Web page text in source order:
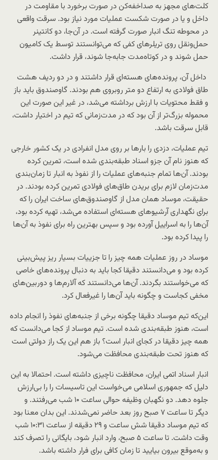
کلت‌های مجهز به صدا‌خفه‌کن در صورت برخورد با مقاومت در
داخل و یا در صورت شکست عملیات مورد نیاز بود. سرقت واقعی
در محوطه تنگ انبار صورت گرفته است. در آن‌جا، دو کانتینر
حمل‌و‌نقل روی تریلرهای کفی که می‌توانستند توسط یک کامیون
حمل شوند و در کوتاه‌مدت جابه‌جا شوند، قرار داشت.
داخل آن، پرونده‌های هسته‌ای قرار داشتند و در دو ردیف هشت
طاق فولادی به ارتفاع دو متر روبروی هم بودند. گاوصندوق باید باز
و فقط محتویات با ارزش برداشته می‌شد، در غیر این صورت این
محموله بزرگ‌تر از آن بود که در مدت‌زمانی که تیم در اختیار داشت،
قابل سرقت باشد.
تیم عملیات، دزدی را بارها بر روی مدل انفرادی در یک کشور خارجی
که هنوز نام آن جزو اسناد طبقه‌بندی شده است، تمرین کرده
بودند. آن‌ها تمام جنبه‌های عملیات را از نفوذ به انبار تا زمان‌بندی
مدت‌زمان لازم برای بریدن طاق‌های فولادی تمرین کرده بودند. در
حقیقت، موساد همان مدل از گاوصندوق‌های ساخت ایران را که
برای نگهداری آرشیوهای هسته‌ای استفاده می‌شد، تهیه کرده بود،
آن‌ها را به اسراییل آورده بود و سپس بهترین راه برای نفوذ به آن‌ها
را پیدا کرده بود.
موساد در روز عملیات همه چیز را تا جزییات بسیار ریز پیش‌بینی
کرده بود و می‌دانستند دقیقا کجا باید به دنبال پرونده‌های خاصی
که می‌خواستند بگردند. آن‌ها می‌دانستند که آلارم‌ها و دوربین‌های
مخفی کجاست و چگونه باید آن‌ها را غیرفعال کرد.
این‌که تیم موساد دقیقا چگونه برخی از جنبه‌های نفوذ را انجام داده
است، هنوز طبقه‌بندی شده است. تیم موساد از کجا می‌دانست که
همه چیز دقیقا در کجای انبار است؟ باز هم این یک راز دولتی است
که هنوز تحت طبقه‌بندی محافظت می‌شود.
انبار اسناد اتمی ایران، محافظت ناچیزی داشته است. احتمالا به این
دلیل که جمهوری اسلامی می‌خواست این تاسیسات را را بی‌ارزش
جلوه دهد. دو نگهبان وظیفه حوالی ساعت ۱۰ شب می‌رفتند. و
دیگر تا ساعت ۷ صبح روز بعد حاضر نمی‌شدند. این بدان معنا بود
که تیم موساد دقیقا شش ساعت و ۲۹ دقیقه از ساعت ۱۰:۳۱ شب
وقت داشت. تا ساعت ۵ صبح، وارد انبار شود، بایگانی را تصرف کند
و به‌موقع بیرون بیایید تا زمان کافی برای فرار داشته باشد.